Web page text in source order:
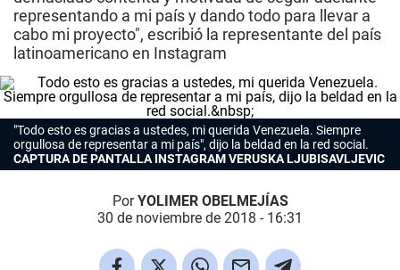
representando a mi país y dando todo para llevar a
cabo mi proyecto", escribió la representante del país
latinoamericano en Instagram
"Todo esto es gracias a ustedes, mi querida Venezuela. Siempre
orgullosa de representar a mi país", dijo la beldad en la red social.
CAPTURA DE PANTALLA INSTAGRAM VERUSKA LJUBISAVLJEVIC
PorYOLIMER OBELMEJÍAS
30 de noviembre de 2018 - 16:31